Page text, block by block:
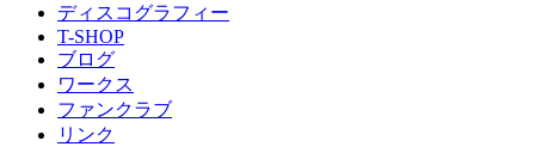
ディスコグラフィー
T-SHOP
ブログ
ワークス
ファンクラブ
リンク